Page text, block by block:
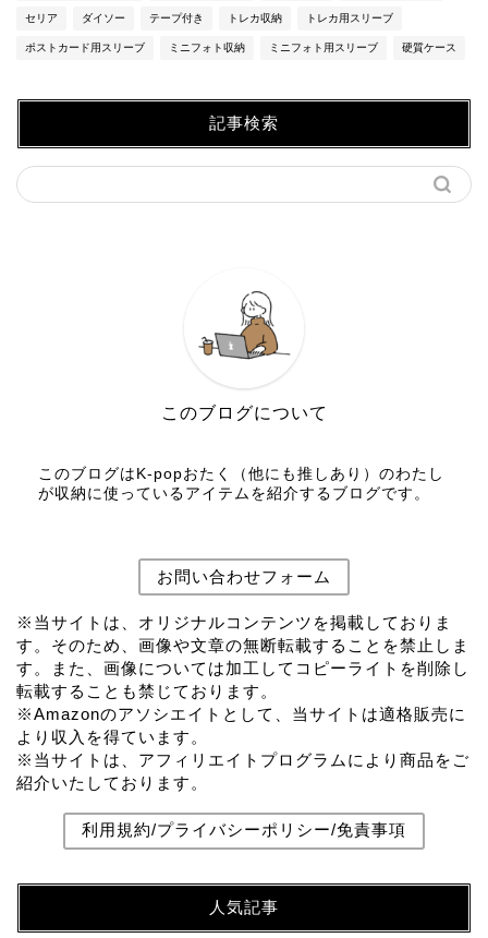
セリア ダイソー テープ付き トレカ収納 トレカ用スリーブ
ポストカード用スリーブ ミニフォト収納 ミニフォト用スリーブ 硬質ケース
記事検索
このブログについて
このブログはK-popおたく（他にも推しあり）のわたし
が収納に使っているアイテムを紹介するブログです。
お問い合わせフォーム
※当サイトは、オリジナルコンテンツを掲載しておりま
す。そのため、画像や文章の無断転載することを禁止しま
す。また、画像については加工してコピーライトを削除し
転載することも禁じております。
※Amazonのアソシエイトとして、当サイトは適格販売に
より収入を得ています。
※当サイトは、アフィリエイトプログラムにより商品をご
紹介いたしております。
利用規約/プライバシーポリシー/免責事項
人気記事